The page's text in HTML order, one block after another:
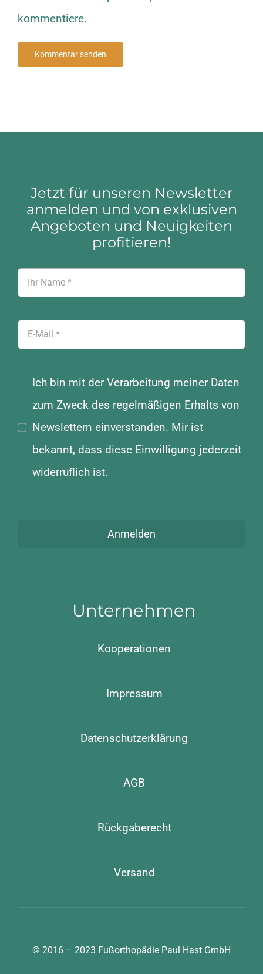
kommentiere.
Jetzt für unseren Newsletter
anmelden und von exklusiven
Angeboten und Neuigkeiten
profitieren!
Ich bin mit der Verarbeitung meiner Daten
zum Zweck des regelmäßigen Erhalts von
Newslettern einverstanden. Mir ist
bekannt, dass diese Einwilligung jederzeit
widerruflich ist.
Anmelden
Unternehmen
Kooperationen
Impressum
Datenschutzerklärung
AGB
Rückgaberecht
Versand
© 2016 – 2023 Fußorthopädie Paul Hast GmbH